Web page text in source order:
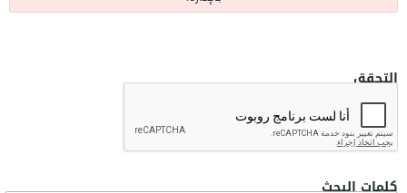
التحقق
كلمات البحث